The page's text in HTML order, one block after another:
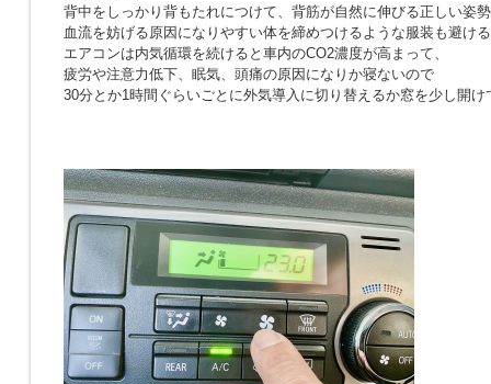
背中をしっかり背もたれにつけて、背筋が自然に伸びる正しい姿
血流を妨げる原因になりやすい体を締めつけるような服装も避け
エアコンは内気循環を続けると車内のCO2濃度が高まって、
疲労や注意力低下、眠気、頭痛の原因になりか寝ないので
30分とか1時間ぐらいごとに外気導入に切り替えるか窓を少し開け